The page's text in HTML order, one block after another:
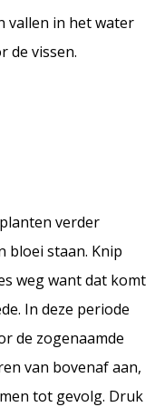
vallen in het water
de vissen.
verder
bloei staan. Knip
weg want dat komt
In deze periode
de zogenaamde
van bovenaf aan,
tot gevolg. Druk